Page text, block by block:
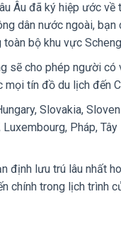
Âu đã ký hiệp ước
dân nước ngoài,
bộ khu vực
sẽ cho phép người có
tín đồ du lịch đến
Slovakia,
Pháp,
định lưu trú lâu nhất
chính trong lịch trình